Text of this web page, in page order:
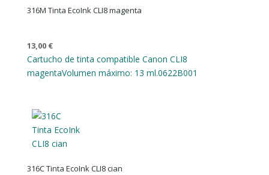
316M Tinta EcoInk CLI8 magenta
13,00 €
Cartucho de tinta compatible Canon CLI8
magentaVolumen máximo: 13 ml.0622B001
316C Tinta EcoInk CLI8 cian